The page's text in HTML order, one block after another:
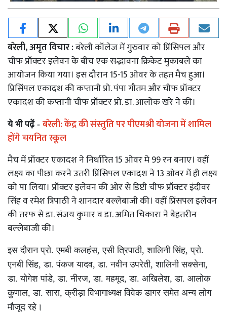
बरेली, अमृत विचार :बरेली कॉलेज में गुरुवार को प्रिंसिपल और
चीफ प्रॉक्टर इलेवन के बीच एक सद्भावना क्रिकेट मुकाबले का
आयोजन किया गया। इस दौरान 15-15 ओवर के तहत मैच हुआ।
प्रिसिंपल एकादश की कप्तानी प्रो. पंपा गौतम और चीफ प्रॉक्टर
एकादश की कप्तानी चीफ प्रॉक्टर प्रो. डा. आलोक खरे ने की।
ये भी पढ़ें - बरेली: केंद्र की संस्तुति पर पीएमश्री याेजना में शामिल
होंगे चयनित स्कूल
मैच में प्रॉक्टर एकादश ने निर्धारित 15 ओवर मे 99 रन बनाए। वहीं
लक्ष्य का पीछा करने उतरी प्रिंसिपल एकादश ने 13 ओवर में ही लक्ष्य
को पा लिया। प्रॉक्टर इलेवन की ओर से डिप्टी चीफ प्रॉक्टर इंदीवर
सिंह व रमेश त्रिपाठी ने शानदार बल्लेबाजी की। वहीं प्रिंसपल इलेवन
की तरफ से डा. संजय कुमार व डा. अमित चिकारा ने बेहतरीन
बल्लेबाजी की।
इस दौरान प्रो. एमबी कलहंस, एसी त्रिपाठी, शालिनी सिंह, प्रो.
एनबी सिंह, डा. पंकज यादव, डा. नवीन उपरेती, शालिनी सक्सेना,
डा. योगेश पांडे, डा. नीरज, डा. महमूद, डा. अखिलेश, डा. आलोक
कुणाल, डा. सारा, क्रीड़ा विभागाध्यक्ष विवेक डागर समेत अन्य लोग
मौजूद रहे।